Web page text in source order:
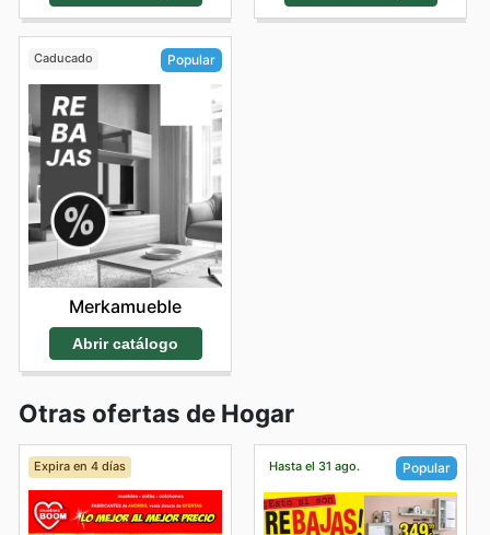
Caducado Popular
Merkamueble
Abrir catálogo
Otras ofertas de Hogar
Expira en 4 días Hasta el 31 ago. Popular